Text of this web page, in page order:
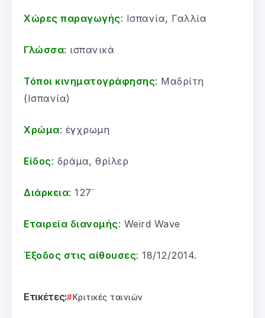
Χώρες παραγωγής: Ισπανία, Γαλλία
Γλώσσα: ισπανικά
Τόποι κινηματογράφησης: Μαδρίτη
(Ισπανία)
Χρώμα: έγχρωμη
Είδος: δράμα, θρίλερ
Διάρκεια: 127΄
Εταιρεία διανομής: Weird Wave
Έξοδος στις αίθουσες: 18/12/2014.
Ετικέτες: Κριτικές ταινιών